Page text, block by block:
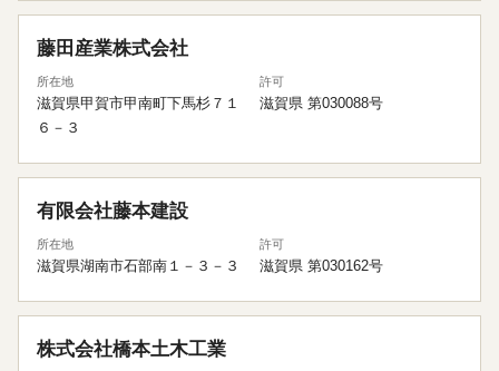
藤田産業株式会社
所在地
滋賀県甲賀市甲南町下馬杉７１
６－３
許可
滋賀県 第030088号
有限会社藤本建設
所在地
滋賀県湖南市石部南１－３－３
許可
滋賀県 第030162号
株式会社橋本土木工業